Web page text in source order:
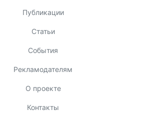
Публикации
Статьи
События
Рекламодателям
О проекте
Контакты